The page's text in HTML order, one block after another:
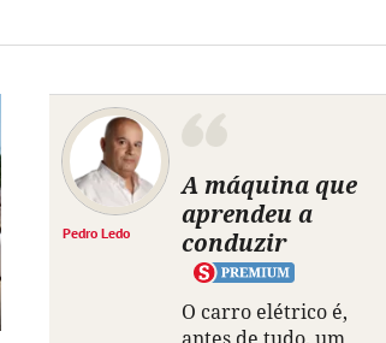
Pedro Ledo
A máquina que
aprendeu a
conduzir
O carro elétrico é,